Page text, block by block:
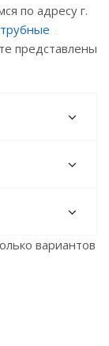
по адресу г.
представлены
вариантов